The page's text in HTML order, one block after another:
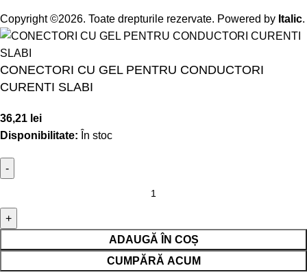
Copyright ©2026. Toate drepturile rezervate. Powered by Italic.
CONECTORI CU GEL PENTRU CONDUCTORI
CURENTI SLABI
36,21 lei
Disponibilitate: În stoc
ADAUGĂ ÎN COȘ
CUMPĂRĂ ACUM